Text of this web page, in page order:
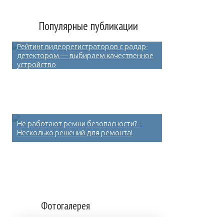
Популярные публикации
Рейтинг видеорегистраторов с радар-
детектором — выбираем качественное
устройство
Не работают ремни безопасности? –
Несколько решений для ремонта!
Фотогалерея